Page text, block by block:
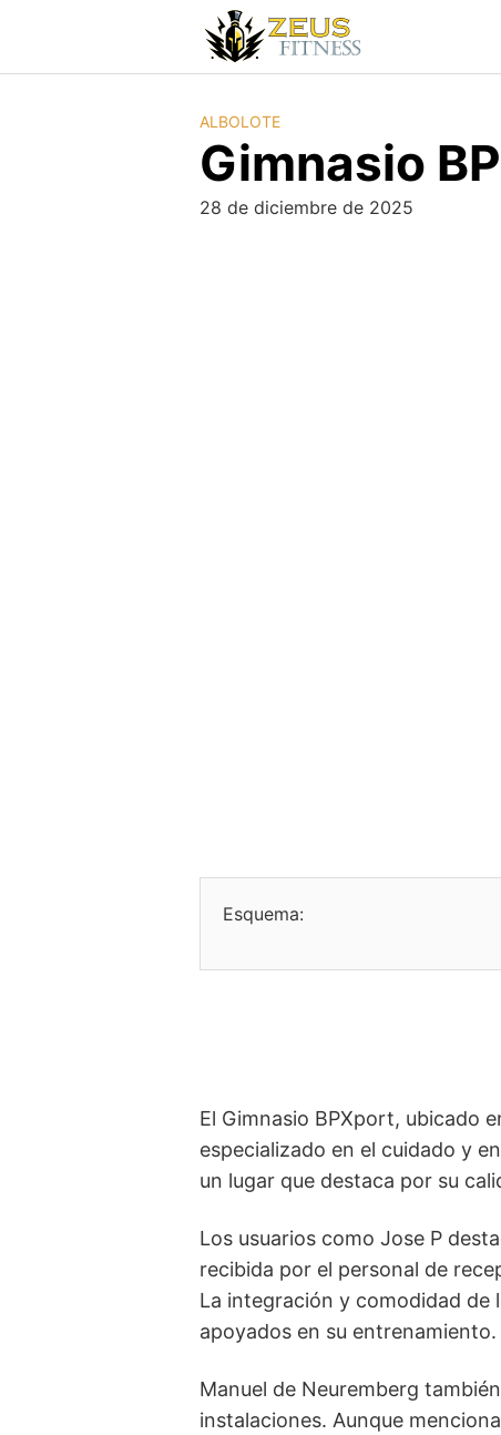
ALBOLOTE
Gimnasio
28 de diciembre de 2025
Esquema:
El Gimnasio BPXport, ubicado
especializado en el cuidado y
un lugar que destaca por su
Los usuarios como Jose P
recibida por el personal de
La integración y comodidad de
apoyados en su entrenamiento.
Manuel de Neuremberg
instalaciones. Aunque